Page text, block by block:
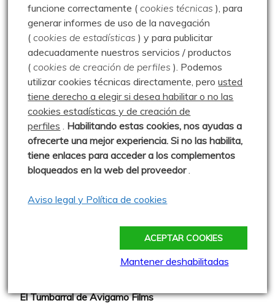
Sparrou - Juegos sobre naturaleza
Asociación Cultural "Peña Ruz"
Barruelo de Santullán
Club de Montaña la Escalerilla
Cronoescalada TORREÓN Carrera Vertical
Más madera - El blog de Rober
Montañas a esgalla - Vidal Rioja
Ojo Lince y Sra.
Paseos por las Montañas - Javier Ureta
El Tumbarral de Avigamo Films
funcione correctamente (cookies técnicas ), para
generar informes de uso de la navegación
(cookies de estadísticas ) y para publicitar
adecuadamente nuestros servicios / productos
(cookies de creación de perfiles ). Podemos
utilizar cookies técnicas directamente, perousted
tiene derecho a elegir si desea habilitar o no las
cookies estadísticas y de creación de
perfiles . Habilitando estas cookies, nos ayudas a
ofrecerte una mejor experiencia. Si no las habilita,
tiene enlaces para acceder a los complementos
bloqueados en la web del proveedor.
Aviso legal y Política de cookies
ACEPTAR COOKIES
Mantener deshabilitadas